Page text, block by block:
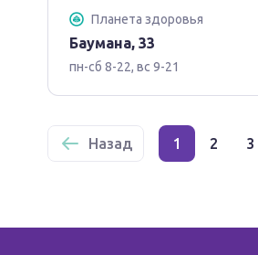
Планета здоровья
Баумана, 33
пн-сб 8-22, вс 9-21
Назад 1 2 3